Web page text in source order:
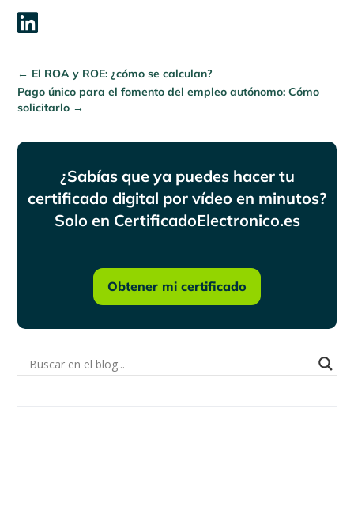

← El ROA y ROE: ¿cómo se calculan?
Pago único para el fomento del empleo autónomo: Cómo
solicitarlo →
¿Sabías que ya puedes hacer tu
certificado digital por vídeo en minutos?
Solo en CertificadoElectronico.es
Obtener mi certificado